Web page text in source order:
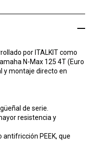
por ITALKIT como
N-Max 125 4T (Euro
y montaje directo en
de serie.
resistencia y
PEEK, que